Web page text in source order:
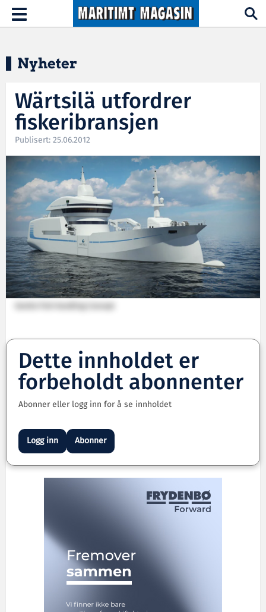
Hopp til hovedinnhold
Toggle
navigation
Nyheter
Wärtsilä utfordrer
fiskeribransjen
Publisert: 25.06.2012
Dette innholdet er
forbeholdt abonnenter
Abonner eller logg inn for å se innholdet
Logg inn Abonner